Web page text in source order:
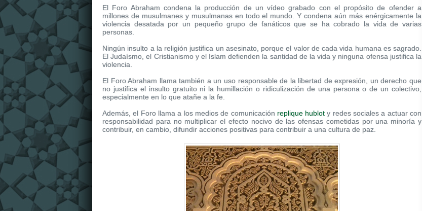
El Foro Abraham condena la producción de un vídeo grabado con el propósito de ofender a
millones de musulmanes y musulmanas en todo el mundo. Y condena aún más enérgicamente la
violencia desatada por un pequeño grupo de fanáticos que se ha cobrado la vida de varias
personas.
Ningún insulto a la religión justifica un asesinato, porque el valor de cada vida humana es sagrado.
El Judaísmo, el Cristianismo y el Islam defienden la santidad de la vida y ninguna ofensa justifica la
violencia.
El Foro Abraham llama también a un uso responsable de la libertad de expresión, un derecho que
no justifica el insulto gratuito ni la humillación o ridiculización de una persona o de un colectivo,
especialmente en lo que atañe a la fe.
Además, el Foro llama a los medios de comunicación replique hublot y redes sociales a actuar con
responsabilidad para no multiplicar el efecto nocivo de las ofensas cometidas por una minoría y
contribuir, en cambio, difundir acciones positivas para contribuir a una cultura de paz.